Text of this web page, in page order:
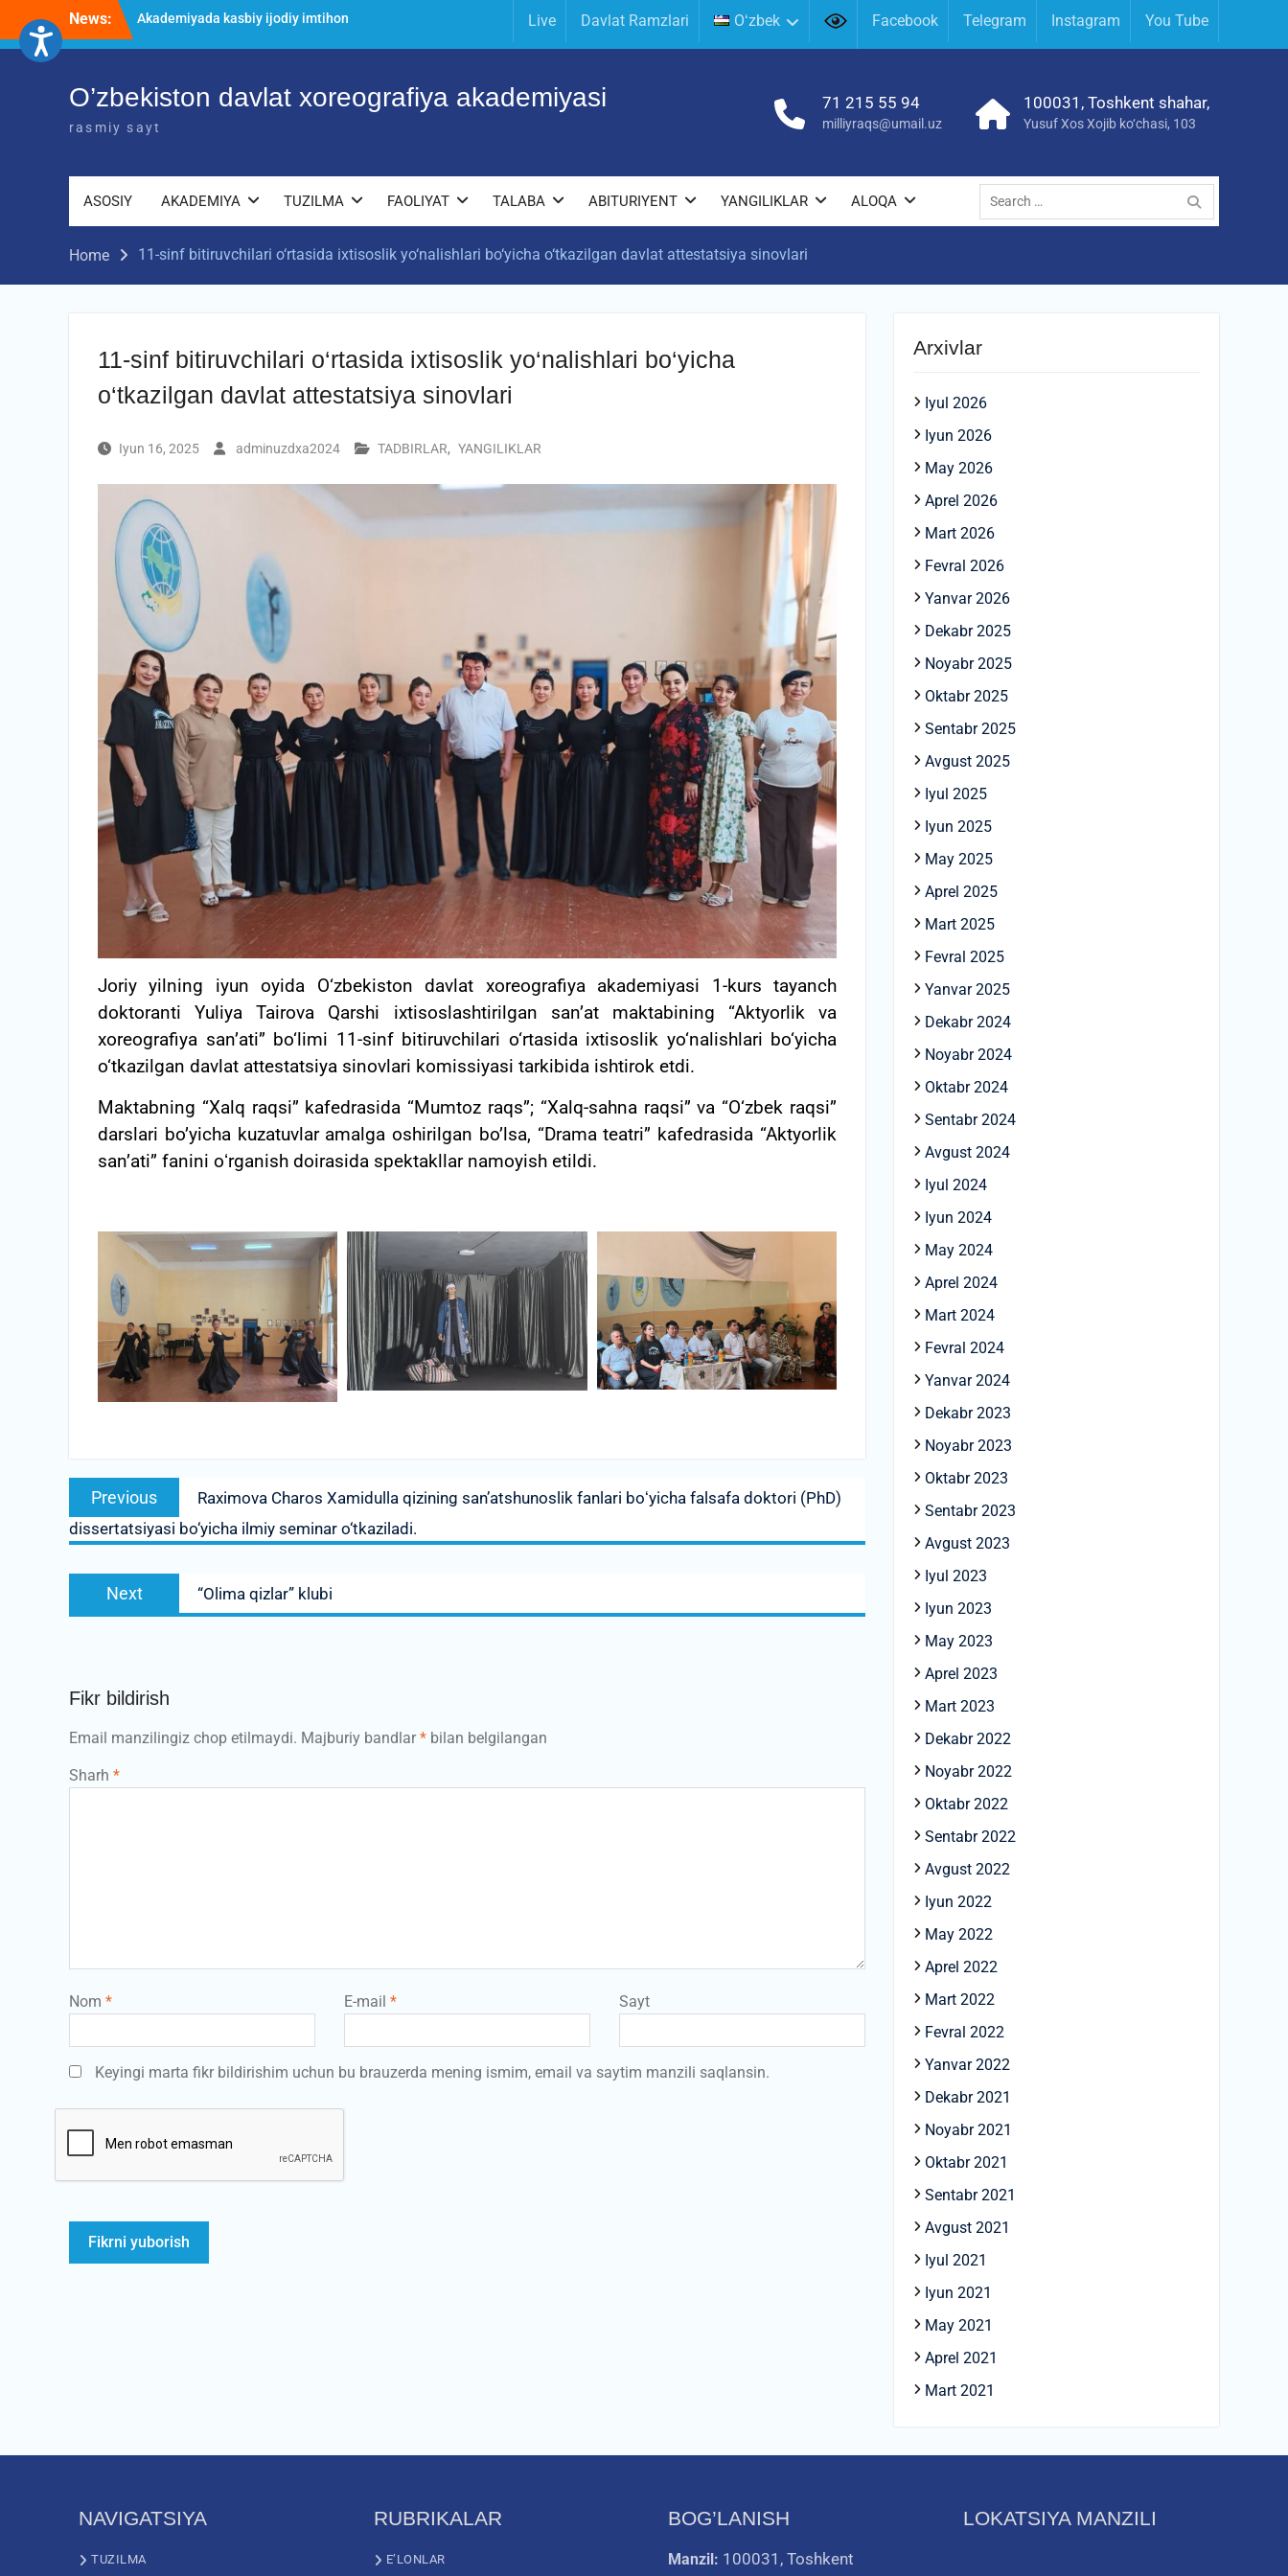
content
News:
O’ZBEKISTON DAVLAT XOREOGRAFIYA
Akademiyada kasbiy ijodiy imtihon
Live Davlat Ramzlari Oʻzbek Facebook Telegram Instagram You Tube
O’zbekiston davlat xoreografiya akademiyasi
rasmiy sayt
71 215 55 94
milliyraqs@umail.uz
100031, Toshkent shahar,
Yusuf Xos Xojib ko‘chasi, 103
ASOSIY AKADEMIYA TUZILMA FAOLIYAT TALABA ABITURIYENT YANGILIKLAR ALOQA
Search
for:
Home 11-sinf bitiruvchilari o‘rtasida ixtisoslik yo‘nalishlari bo‘yicha o‘tkazilgan davlat attestatsiya sinovlari
11-sinf bitiruvchilari o‘rtasida ixtisoslik yo‘nalishlari bo‘yicha
o‘tkazilgan davlat attestatsiya sinovlari
Iyun 16, 2025 adminuzdxa2024 TADBIRLAR, YANGILIKLAR
Joriy yilning iyun oyida O‘zbekiston davlat xoreografiya akademiyasi 1-kurs tayanch
doktoranti Yuliya Tairova Qarshi ixtisoslashtirilgan san’at maktabining “Aktyorlik va
xoreografiya san’ati” bo‘limi 11-sinf bitiruvchilari o‘rtasida ixtisoslik yo‘nalishlari bo‘yicha
o‘tkazilgan davlat attestatsiya sinovlari komissiyasi tarkibida ishtirok etdi.
Maktabning “Xalq raqsi” kafedrasida “Mumtoz raqs”; “Xalq-sahna raqsi” va “O‘zbek raqsi”
darslari bo’yicha kuzatuvlar amalga oshirilgan bo’lsa, “Drama teatri” kafedrasida “Aktyorlik
sanʼati” fanini oʻrganish doirasida spektakllar namoyish etildi.
Post
menyusi
Previous
Previous
post:
Raximova Charos Xamidulla qizining san’atshunoslik fanlari boʻyicha falsafa doktori (PhD)
dissertatsiyasi bo‘yicha ilmiy seminar o‘tkaziladi.
Next
Next
post:
“Olima qizlar” klubi
Fikr bildirish
Email manzilingiz chop etilmaydi. Majburiy bandlar* bilan belgilangan
Sharh *
Nom * E-mail * Sayt
Keyingi marta fikr bildirishim uchun bu brauzerda mening ismim, email va saytim manzili saqlansin.
Arxivlar
Iyul 2026
Iyun 2026
May 2026
Aprel 2026
Mart 2026
Fevral 2026
Yanvar 2026
Dekabr 2025
Noyabr 2025
Oktabr 2025
Sentabr 2025
Avgust 2025
Iyul 2025
Iyun 2025
May 2025
Aprel 2025
Mart 2025
Fevral 2025
Yanvar 2025
Dekabr 2024
Noyabr 2024
Oktabr 2024
Sentabr 2024
Avgust 2024
Iyul 2024
Iyun 2024
May 2024
Aprel 2024
Mart 2024
Fevral 2024
Yanvar 2024
Dekabr 2023
Noyabr 2023
Oktabr 2023
Sentabr 2023
Avgust 2023
Iyul 2023
Iyun 2023
May 2023
Aprel 2023
Mart 2023
Dekabr 2022
Noyabr 2022
Oktabr 2022
Sentabr 2022
Avgust 2022
Iyun 2022
May 2022
Aprel 2022
Mart 2022
Fevral 2022
Yanvar 2022
Dekabr 2021
Noyabr 2021
Oktabr 2021
Sentabr 2021
Avgust 2021
Iyul 2021
Iyun 2021
May 2021
Aprel 2021
Mart 2021
NAVIGATSIYA
TUZILMA
RUBRIKALAR
E’LONLAR
BOG’LANISH
Manzil: 100031, Toshkent
LOKATSIYA MANZILI